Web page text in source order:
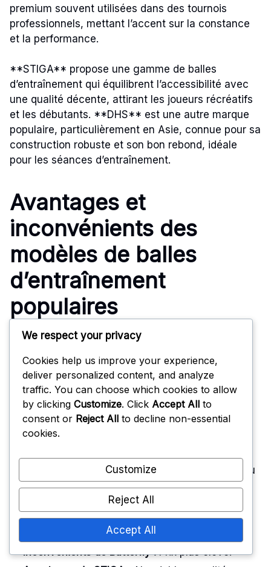
premium souvent utilisées dans des tournois
professionnels, mettant l’accent sur la constance
et la performance.
**STIGA** propose une gamme de balles
d’entraînement qui équilibrent l’accessibilité avec
une qualité décente, attirant les joueurs récréatifs
et les débutants. **DHS** est une autre marque
populaire, particulièrement en Asie, connue pour sa
construction robuste et son bon rebond, idéale
pour les séances d’entraînement.
Avantages et
inconvénients des
modèles de balles
d’entraînement
populaires
d’entraînement populaires, il est essentiel de
considérer leurs avantages et inconvénients. Par
exemple, les **balles Butterfly** sont louées pour
leur spin exceptionnel et leur durabilité, mais elles
tendent à être plus chères. En revanche, les
**balles STIGA** sont plus abordables, ce qui les
rend accessibles pour les joueurs occasionnels,
bien qu’elles ne puissent pas offrir le même niveau
de performance que des options haut de gamme.
Avantages de Butterfly :Excellent spin, haute
Inconvénients de Butterfly :Prix plus élevé.
We respect your privacy
Cookies help us improve your experience,
deliver personalized content, and analyze
traffic. You can choose which cookies to allow
by clicking Customize. Click Accept All to
consent or Reject All to decline non-essential
cookies.
Customize
Reject All
Accept All